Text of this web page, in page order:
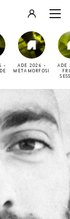
-
ADE 2026 -
METAMORFOSI
ADE